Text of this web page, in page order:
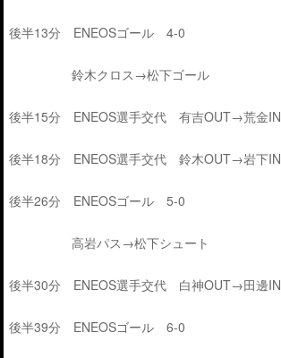
後半13分 ENEOSゴール 4-0
鈴木クロス→松下ゴール
後半15分 ENEOS選手交代 有吉OUT→荒金IN
後半18分 ENEOS選手交代 鈴木OUT→岩下IN
後半26分 ENEOSゴール 5-0
高岩パス→松下シュート
後半30分 ENEOS選手交代 白神OUT→田邊IN
後半39分 ENEOSゴール 6-0